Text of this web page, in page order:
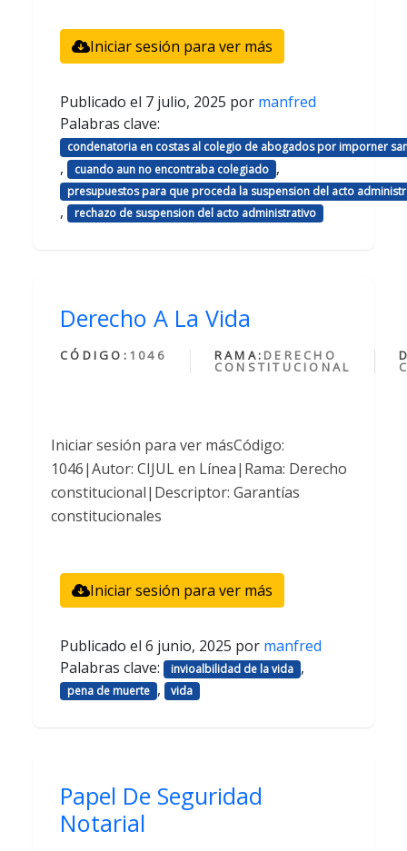
Iniciar sesión para ver más
Publicado el 7 julio, 2025 por manfred
Palabras clave:
condenatoria en costas al colegio de abogados por imporner
, cuando aun no encontraba colegiado ,
presupuestos para que proceda la suspension del acto
, rechazo de suspension del acto administrativo
Derecho A La Vida
CÓDIGO: 1046 RAMA: DERECHO
CONSTITUCIONAL
Iniciar sesión para ver másCódigo:
1046|Autor: CIJUL en Línea|Rama: Derecho
constitucional|Descriptor: Garantías
constitucionales
Iniciar sesión para ver más
Publicado el 6 junio, 2025 por manfred
Palabras clave:
invioalbilidad de la vida ,
pena de muerte , vida
Papel De Seguridad
Notarial